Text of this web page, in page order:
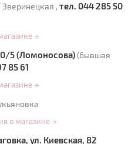
Зверинецкая , тел. 044 285 50
→
5 (Ломоносова)(бывшая
85 61
→
о магазине →
ул. Киевская, 82